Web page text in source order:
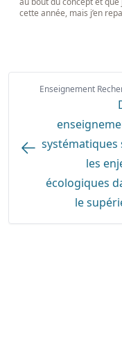
cette année, mais j’en
Enseignement
systématiques
les
écologiques
le